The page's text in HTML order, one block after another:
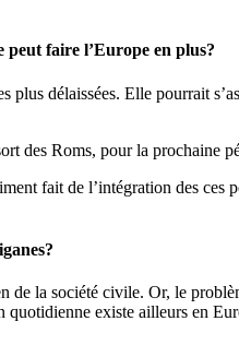
peut faire l’Europe en plus?
délaissées. Elle pourrait
des Roms, pour la prochaine
fait de l’intégration des
la société civile. Or, le
existe ailleurs en